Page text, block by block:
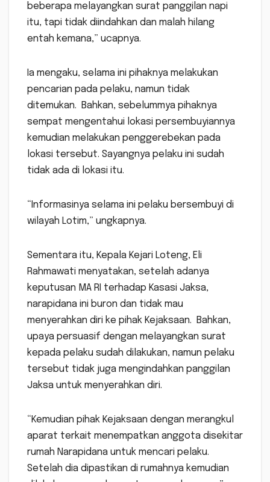
beberapa melayangkan surat panggilan napi
itu, tapi tidak diindahkan dan malah hilang
entah kemana,” ucapnya.
Ia mengaku, selama ini pihaknya melakukan
pencarian pada pelaku, namun tidak
ditemukan. Bahkan, sebelummya pihaknya
sempat mengentahui lokasi persembuyiannya
kemudian melakukan penggerebekan pada
lokasi tersebut. Sayangnya pelaku ini sudah
tidak ada di lokasi itu.
“Informasinya selama ini pelaku bersembuyi di
wilayah Lotim,” ungkapnya.
Sementara itu, Kepala Kejari Loteng, Eli
Rahmawati menyatakan, setelah adanya
keputusan MA RI terhadap Kasasi Jaksa,
narapidana ini buron dan tidak mau
menyerahkan diri ke pihak Kejaksaan. Bahkan,
upaya persuasif dengan melayangkan surat
kepada pelaku sudah dilakukan, namun pelaku
tersebut tidak juga mengindahkan panggilan
Jaksa untuk menyerahkan diri.
“Kemudian pihak Kejaksaan dengan merangkul
aparat terkait menempatkan anggota disekitar
rumah Narapidana untuk mencari pelaku.
Setelah dia dipastikan di rumahnya kemudian